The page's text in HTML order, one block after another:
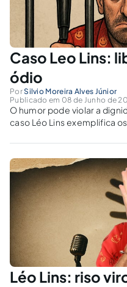
Caso Leo Lins:
ódio
PorSilvio Moreira Alves Júnior
Publicado em 08 de Junho de
O humor pode violar a
caso Léo Lins exemplifica
Léo Lins: riso